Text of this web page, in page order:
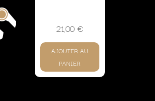
21,00 €
AJOUTER AU
PANIER